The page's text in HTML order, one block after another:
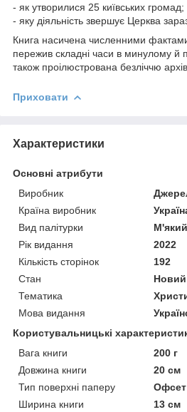
- як утворилися 25 київських громад;
- яку діяльність звершує Церква
Книга насичена численними
пережив складні часи в минулому й
також проілюстрована безліччю
Приховати
Характеристики
Основні атрибути
Виробник
Країна виробник
Вид палітурки
М'який
Рік видання
2022
Кількість сторінок
192
Стан
Новий
Тематика
Мова видання
Користувальницькі
Вага книги
200 г
Довжина книги
20 см
Тип поверхні паперу
Офсет
Ширина книги
13 см